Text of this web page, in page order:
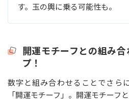
す。玉の輿に乗る可能性も。
開運モチーフとの組み
プ！
数字と組み合わせることでさら
「開運モチーフ」。開運モチーフ